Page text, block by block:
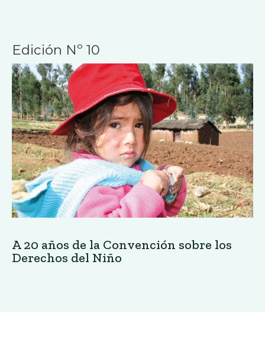
Edición Nº 10
A 20 años de la Convención sobre los
Derechos del Niño